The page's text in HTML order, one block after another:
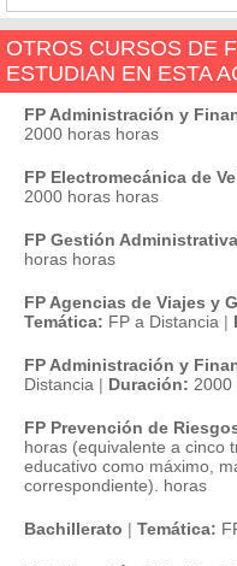
OTROS CURSOS DE
ESTUDIAN EN ESTA
FP Administración y
2000 horas horas
FP Electromecánica de
2000 horas horas
FP Gestión Administrativa
horas horas
FP Agencias de Viajes y
Temática: FP a Distancia |
FP Administración y
Distancia | Duración: 2000
FP Prevención de
horas (equivalente a cinco
educativo como máximo,
correspondiente). horas
Bachillerato | Temática: